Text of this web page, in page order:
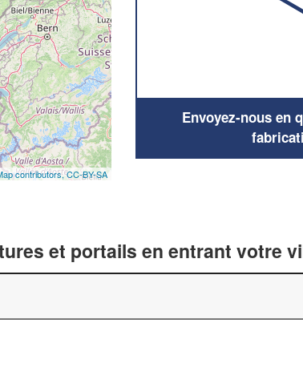
contributors,CC-BY-SA
Envoyez-nous en
et portails en entrant votre